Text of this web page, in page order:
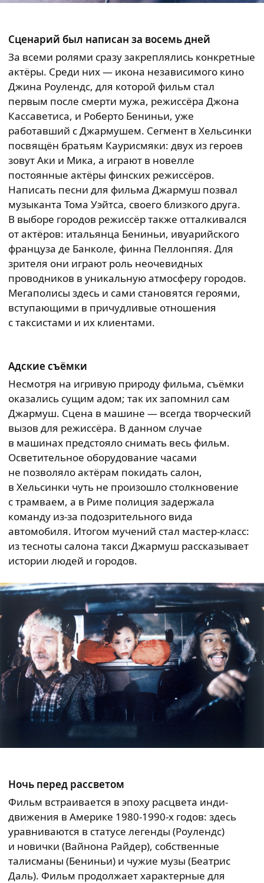
Сценарий был написан за восемь дней
За всеми ролями сразу закреплялись конкретные
актёры. Среди них — икона независимого кино
Джина Роулендс, для которой фильм стал
первым после смерти мужа, режиссёра Джона
Кассаветиса, и Роберто Бениньи, уже
работавший с Джармушем. Сегмент в Хельсинки
посвящён братьям Каурисмяки: двух из героев
зовут Аки и Мика, а играют в новелле
постоянные актёры финских режиссёров.
Написать песни для фильма Джармуш позвал
музыканта Тома Уэйтса, своего близкого друга.
В выборе городов режиссёр также отталкивался
от актёров: итальянца Бениньи, ивуарийского
француза де Банколе, финна Пеллонпяя. Для
зрителя они играют роль неочевидных
проводников в уникальную атмосферу городов.
Мегаполисы здесь и сами становятся героями,
вступающими в причудливые отношения
с таксистами и их клиентами.
Адские съёмки
Несмотря на игривую природу фильма, съёмки
оказались сущим адом; так их запомнил сам
Джармуш. Сцена в машине — всегда творческий
вызов для режиссёра. В данном случае
в машинах предстояло снимать весь фильм.
Осветительное оборудование часами
не позволяло актёрам покидать салон,
в Хельсинки чуть не произошло столкновение
с трамваем, а в Риме полиция задержала
команду из-за подозрительного вида
автомобиля. Итогом мучений стал мастер-класс:
из тесноты салона такси Джармуш рассказывает
истории людей и городов.
Ночь перед рассветом
Фильм встраивается в эпоху расцвета инди-
движения в Америке 1980-1990-х годов: здесь
уравниваются в статусе легенды (Роулендс)
и новички (Вайнона Райдер), собственные
талисманы (Бениньи) и чужие музы (Беатрис
Даль). Фильм продолжает характерные для